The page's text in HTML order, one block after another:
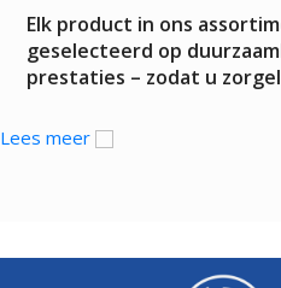
Elk product in ons
geselecteerd op
prestaties – zodat u
Lees meer